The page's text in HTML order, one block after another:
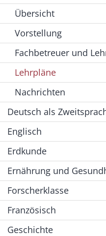
Übersicht
Vorstellung
Fachbetreuer und
Lehrpläne
Nachrichten
Deutsch als
Englisch
Erdkunde
Ernährung und
Forscherklasse
Französisch
Geschichte